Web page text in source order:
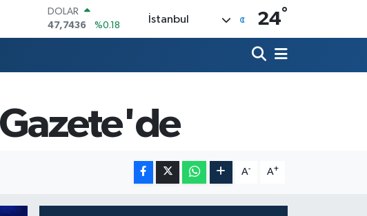
DOLAR
47,7436
%0.18
EURO
BİST100
13.779
%-14
İstanbul 24°
A- A+